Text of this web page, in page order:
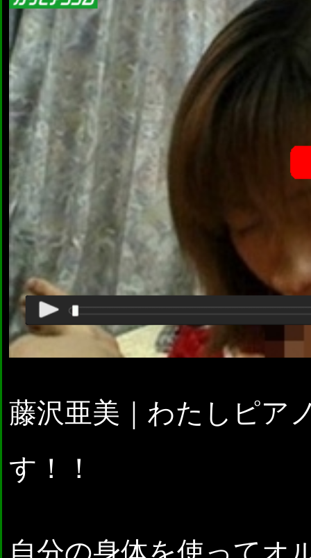
藤沢亜美｜わたしピア
す！！